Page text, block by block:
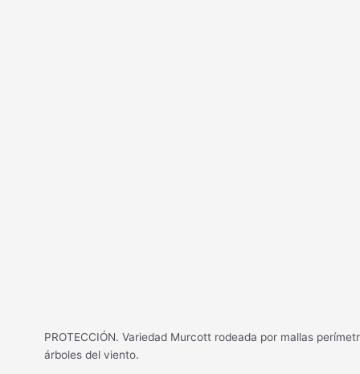
PROTECCIÓN. Variedad Murcott rodeada por mallas
árboles del viento.